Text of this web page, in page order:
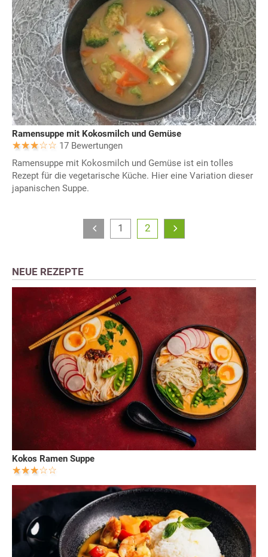
Ramensuppe mit Kokosmilch und Gemüse
17 Bewertungen
Ramensuppe mit Kokosmilch und Gemüse ist ein tolles
Rezept für die vegetarische Küche. Hier eine Variation dieser
japanischen Suppe.
1 2
NEUE REZEPTE
Kokos Ramen Suppe